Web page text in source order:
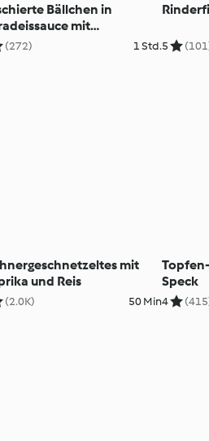
Bällchen in
mit
(272) 1 Std.5
mit
und Reis
(2.0K) 50 Min
Speck
4